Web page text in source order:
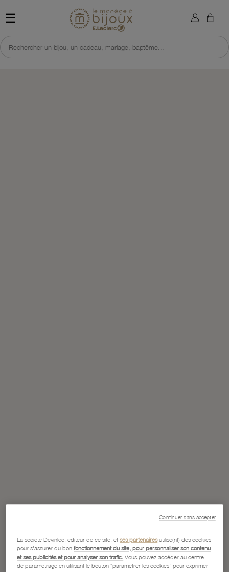
☰ Retour à l'accueil du site
Rechercher un bijou, un cadeau, mariage, baptême...
×
La société Devinlec, éditeur de ce site, etses partenairesutilise(nt) des cookies
pour s'assurer du bonfonctionnement du site, pour personnaliser son contenu
et ses publicités et pour analyser son trafic. Vous pouvez accéder au centre
de paramétrage en utilisant le bouton “paramétrer les cookies” pour exprimer
Continuer sans accepter